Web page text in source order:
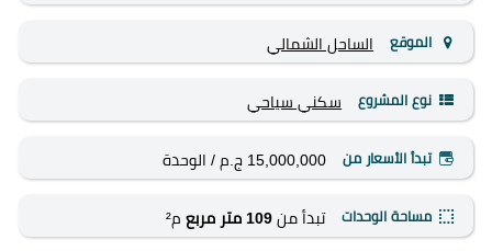
الموقع الساحل الشمالي
نوع المشروع سكني سياحي
تبدأ الأسعار من 15,000,000 ج.م / الوحدة
مساحة الوحدات تبدأ من 109 متر مربع م²